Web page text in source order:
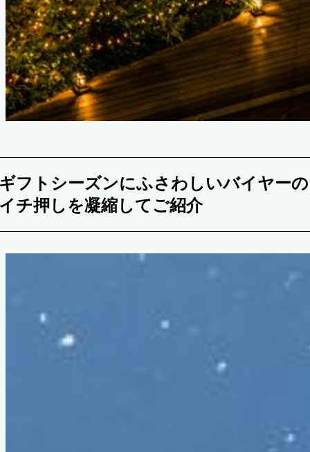
フトシーズンにふさわしいバイヤーの
チ押しを凝縮してご紹介